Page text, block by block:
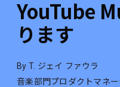
YouTube
ります
By T. ジェイ ファウラ
音楽部門プロダクトマネ